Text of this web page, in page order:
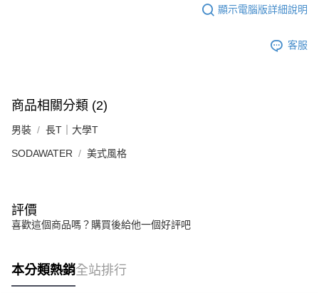
顯示電腦版詳細說明
客服
商品相關分類 (2)
男裝 長T｜大學T
SODAWATER 美式風格
評價
喜歡這個商品嗎？購買後給他一個好評吧
本分類熱銷全站排行